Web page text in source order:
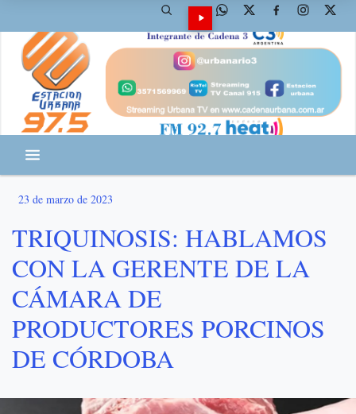
23 de marzo de 2023
TRIQUINOSIS: HABLAMOS
CON LA GERENTE DE LA
CÁMARA DE
PRODUCTORES PORCINOS
DE CÓRDOBA